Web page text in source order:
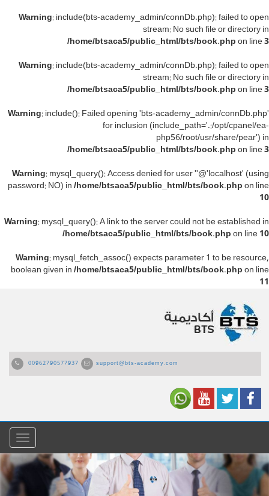
Warning: include(bts-academy_admin/connDb.php): failed to open
stream: No such file or directory in
/home/btsaca5/public_html/bts/book.phpon line3
Warning: include(bts-academy_admin/connDb.php): failed to open
stream: No such file or directory in
/home/btsaca5/public_html/bts/book.phpon line3
Warning: include(): Failed opening 'bts-academy_admin/connDb.php'
for inclusion (include_path='.:/opt/cpanel/ea-
php56/root/usr/share/pear') in
/home/btsaca5/public_html/bts/book.phpon line3
Warning: mysql_query(): Access denied for user ''@'localhost' (using
password: NO) in/home/btsaca5/public_html/bts/book.phpon line
10
Warning: mysql_query(): A link to the server could not be established in
/home/btsaca5/public_html/bts/book.phpon line10
Warning: mysql_fetch_assoc() expects parameter 1 to be resource,
boolean given in/home/btsaca5/public_html/bts/book.phpon line
11
00962790577937 support@bts-academy.com
القائمة